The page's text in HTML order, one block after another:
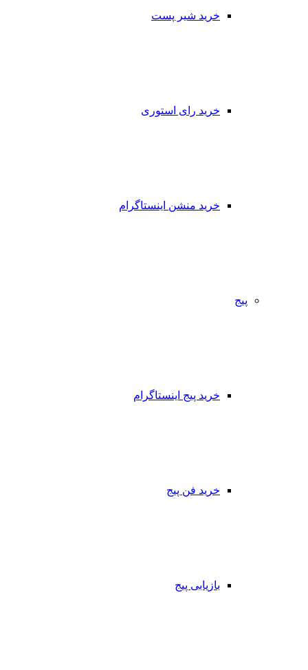
خرید شیر پست
خرید رای استوری
خرید منشن اینستاگرام
پیج
خرید پیج اینستاگرام
خرید فن پیج
بازیابی پیج